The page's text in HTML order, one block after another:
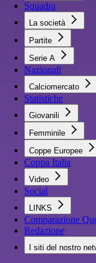
Squadra
La società
Partite
Serie A
Nazionali
Calciomercato
Statistiche
Giovanili
Femminile
Coppe Europee
Coppa Italia
Video
Social
LINKS
Comparazione
Redazione
I siti del nostro